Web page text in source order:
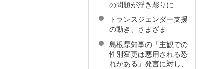
の問題が浮き彫りに
トランスジェンダー支援
の動き、さまざま
島根県知事の「主観での
性別変更は悪用される恐
れがある」発言に対し、